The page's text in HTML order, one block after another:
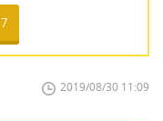
7
2019/08/30 11:09